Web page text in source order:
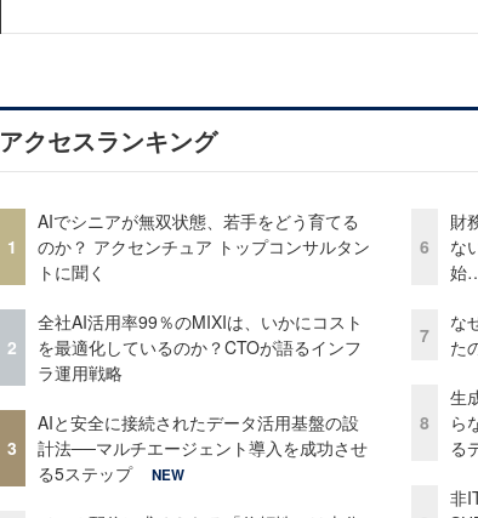
アクセスランキング
1
AIでシニアが無双状態、若手をどう育てる
のか？ アクセンチュア トップコンサルタン
トに聞く
2
全社AI活用率99％のMIXIは、いかにコスト
を最適化しているのか？CTOが語るインフ
ラ運用戦略
3
AIと安全に接続されたデータ活用基盤の設
計法──マルチエージェント導入を成功させ
る5ステップ
NEW
6
財
な
始
7
な
た
8
生
ら
る
非